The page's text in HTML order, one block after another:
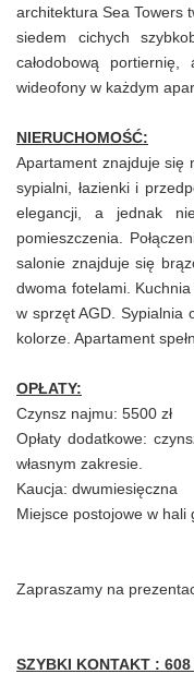
architektura Sea Towers
siedem cichych
całodobową
wideofony w każdym
NIERUCHOMOŚĆ:
Apartament znajduje się
sypialni, łazienki i
elegancji, a jednak
pomieszczenia.
salonie znajduje się
dwoma fotelami.
w sprzęt AGD. Sypialnia
kolorze. Apartament
OPŁATY:
Czynsz najmu: 5500 zł
Opłaty dodatkowe:
własnym zakresie.
Kaucja: dwumiesięczna
Miejsce postojowe w hali
Zapraszamy na
SZYBKI KONTAKT :